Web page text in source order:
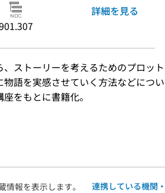
詳細を見る
ストーリーを考えるためのプロット
語を実感させていく方法などについ
をもとに書籍化。
報を表示します。
連携している機関